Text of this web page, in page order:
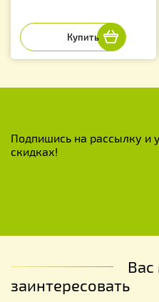
Подпишись на рассылку и
скидках!
Вас
заинтересовать